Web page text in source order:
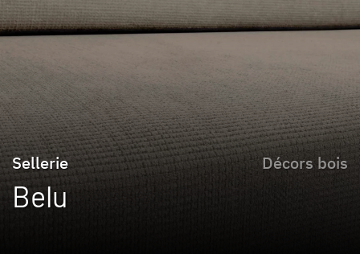
Belu
Sellerie Décors bois